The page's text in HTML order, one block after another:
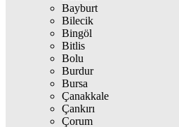
Bayburt
Bilecik
Bingöl
Bitlis
Bolu
Burdur
Bursa
Çanakkale
Çankırı
Çorum